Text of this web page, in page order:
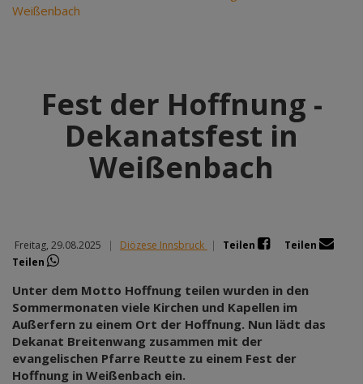
Weißenbach
Fest der Hoffnung -
Dekanatsfest in
Weißenbach
Freitag, 29.08.2025 | Diözese Innsbruck | Teilen
Teilen
Teilen
Unter dem Motto Hoffnung teilen wurden in den
Sommermonaten viele Kirchen und Kapellen im
Außerfern zu einem Ort der Hoffnung. Nun lädt das
Dekanat Breitenwang zusammen mit der
evangelischen Pfarre Reutte zu einem Fest der
Hoffnung in Weißenbach ein.